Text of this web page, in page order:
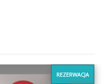
REZERWACJA